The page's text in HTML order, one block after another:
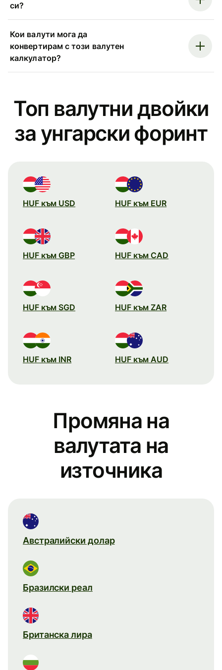
си?
Кои валути мога да
конвертирам с този валутен
калкулатор?
Топ валутни двойки
за унгарски форинт
HUF към USD HUF към EUR
HUF към GBP HUF към CAD
HUF към SGD HUF към ZAR
HUF към INR HUF към AUD
Промяна на
валутата на
източника
Австралийски долар
Бразилски реал
Британска лира